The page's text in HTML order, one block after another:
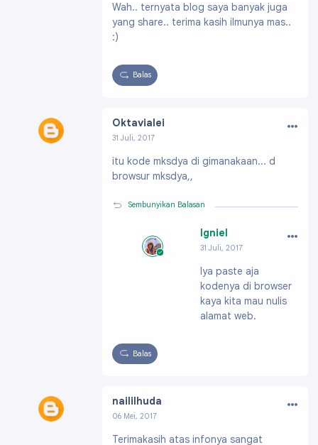
7648247427739487
Wah.. ternyata blog saya banyak juga
yang share.. terima kasih ilmunya mas..
:)
Balas
Oktavialei
31 Juli, 2017
172464888853067
…
itu kode mksdya di gimanakaan... d
browsur mksdya,,
Sembunyikan Balasan
Igniel
31 Juli, 2017
w.blogger.com/pro
file/091991703796
61896200
…
Iya paste aja
kodenya di browser
kaya kita mau nulis
alamat web.
Balas
naililhuda
06 Mei, 2017
113539460724269
…
Terimakasih atas infonya sangat